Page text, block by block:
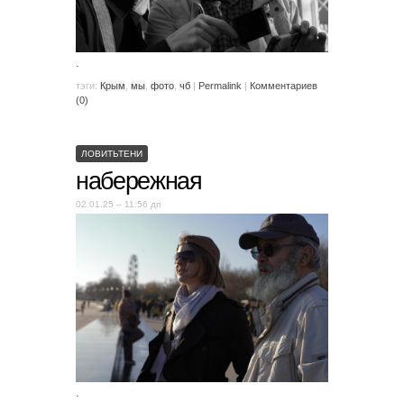
тэги: Крым, мы, фото, чб Permalink
Комментариев
(0)
ЛОВИТЬТЕНИ
набережная
02.01.25 – 11:56 дп